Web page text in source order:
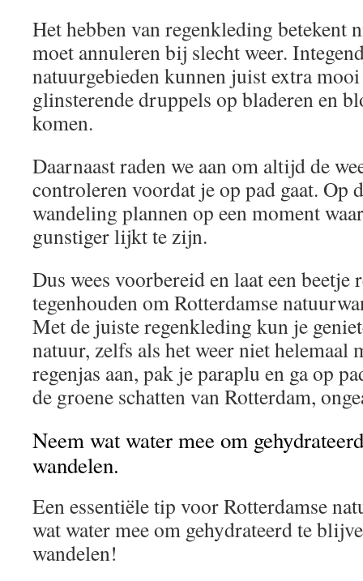
Het hebben van regenkleding betekent
moet annuleren bij slecht weer.
natuurgebieden kunnen juist extra
glinsterende druppels op bladeren en
komen.
Daarnaast raden we aan om altijd de
controleren voordat je op pad gaat. Op
wandeling plannen op een moment
gunstiger lijkt te zijn.
Dus wees voorbereid en laat een beetje
tegenhouden om Rotterdamse
Met de juiste regenkleding kun je
natuur, zelfs als het weer niet helemaal
regenjas aan, pak je paraplu en ga op
de groene schatten van Rotterdam,
Neem wat water mee om
wandelen.
Een essentiële tip voor Rotterdamse
wat water mee om gehydrateerd te
wandelen!